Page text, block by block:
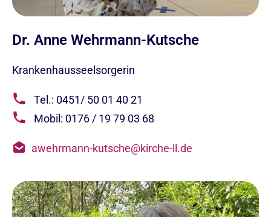
Dr. Anne Wehrmann-Kutsche
Krankenhausseelsorgerin
Tel.: 0451/ 50 01 40 21
Mobil: 0176 / 19 79 03 68
awehrmann-kutsche@kirche-ll.de